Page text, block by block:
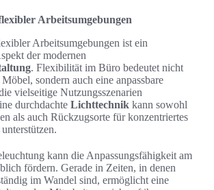
Arbeitsumgebungen
Arbeitsumgebungen ist ein
der modernen
. Flexibilität im Büro bedeutet nicht
sondern auch eine anpassbare
vielseitige Nutzungsszenarien
durchdachte Lichttechnik kann sowohl
als auch Rückzugsorte für konzentriertes
kann die Anpassungsfähigkeit am
fördern. Gerade in Zeiten, in denen
im Wandel sind, ermöglicht eine